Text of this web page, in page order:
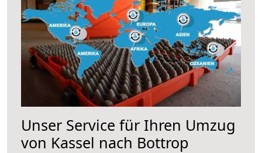
Unser Service für Ihren Umzug
von Kassel nach Bottrop